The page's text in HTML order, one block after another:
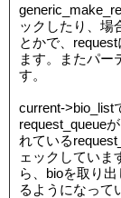
ックしたり、場
とかで、
ます。またパー
す。
current->bio_list
request_queue
れている
ェックしていま
ら、bioを取り
るようになって